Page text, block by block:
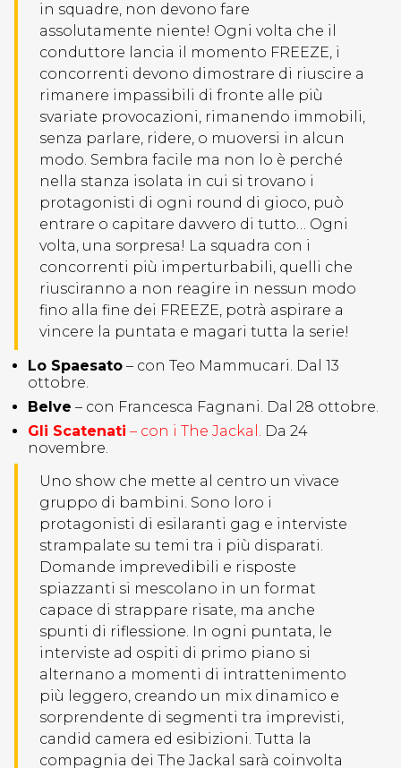
in squadre, non devono fare
assolutamente niente! Ogni volta che il
conduttore lancia il momento FREEZE, i
concorrenti devono dimostrare di riuscire a
rimanere impassibili di fronte alle più
svariate provocazioni, rimanendo immobili,
senza parlare, ridere, o muoversi in alcun
modo. Sembra facile ma non lo è perché
nella stanza isolata in cui si trovano i
protagonisti di ogni round di gioco, può
entrare o capitare davvero di tutto… Ogni
volta, una sorpresa! La squadra con i
concorrenti più imperturbabili, quelli che
riusciranno a non reagire in nessun modo
fino alla fine dei FREEZE, potrà aspirare a
vincere la puntata e magari tutta la serie!
Lo Spaesato – con Teo Mammucari. Dal 13
ottobre.
Belve – con Francesca Fagnani. Dal 28 ottobre.
Gli Scatenati – con i The Jackal. Da 24
novembre.
Uno show che mette al centro un vivace
gruppo di bambini. Sono loro i
protagonisti di esilaranti gag e interviste
strampalate su temi tra i più disparati.
Domande imprevedibili e risposte
spiazzanti si mescolano in un format
capace di strappare risate, ma anche
spunti di riflessione. In ogni puntata, le
interviste ad ospiti di primo piano si
alternano a momenti di intrattenimento
più leggero, creando un mix dinamico e
sorprendente di segmenti tra imprevisti,
candid camera ed esibizioni. Tutta la
compagnia dei The Jackal sarà coinvolta